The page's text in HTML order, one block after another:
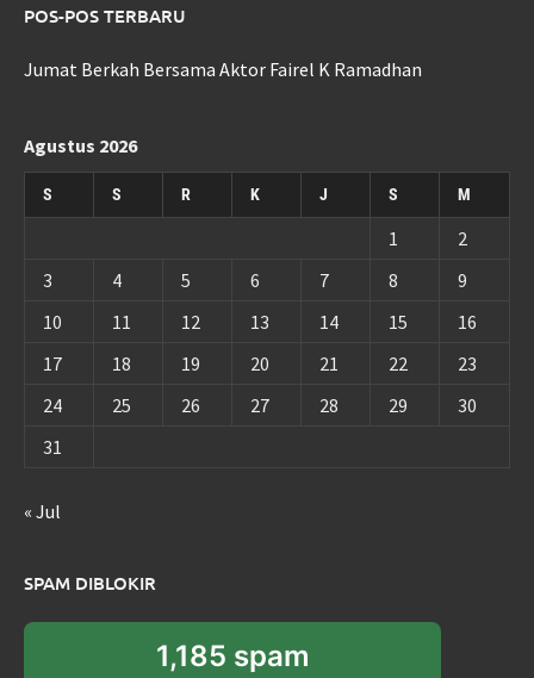
POS-POS TERBARU
Jumat Berkah Bersama Aktor Fairel K Ramadhan
Agustus 2026
S S R K J S M
1
2
3
4 5 6 7 8
9
10
11 12 13 14 15
16
17
18 19 20 21 22
23
24
25 26 27 28 29
30
31
« Jul
SPAM DIBLOKIR
1,185 spam